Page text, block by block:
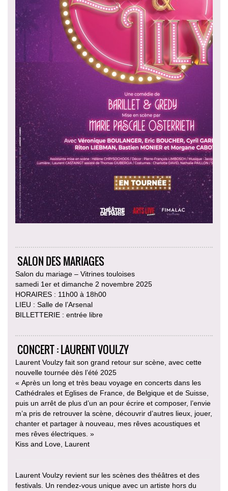
SALON DES MARIAGES
Salon du mariage – Vitrines touloises
samedi 1er et dimanche 2 novembre 2025
HORAIRES : 11h00 à 18h00
LIEU : Salle de l’Arsenal
BILLETTERIE : entrée libre
CONCERT : LAURENT VOULZY
Laurent Voulzy fait son grand retour sur scène, avec cette
nouvelle tournée dès l’été 2025
« Après un long et très beau voyage en concerts dans les
Cathédrales et Eglises de France, de Belgique et de Suisse,
puis un arrêt de plus d’un an pour écrire et composer, l’envie
m’a pris de retrouver la scène, découvrir d’autres lieux, jouer,
chanter et partager à nouveau, mes rêves acoustiques et
mes rêves électriques. »
Kiss and Love, Laurent
Laurent Voulzy revient sur les scènes des théâtres et des
festivals. Un rendez-vous unique avec un artiste hors du